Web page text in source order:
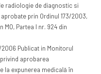
radiologie de diagnostic si
prin Ordinul 173/2003,
MO, Partea I nr. 924 din
2006 Publicat in Monitorul
aprobarea
la expunerea medicală în